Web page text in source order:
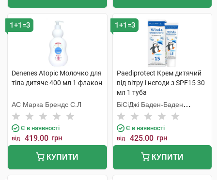
1+1=3
Denenes Atopic Молочко для
тіла дитяче 400 мл 1 флакон
АС Марка Брендс С.Л
Є в наявності
від 419.00 грн
КУПИТИ
1+1=3
Paediprotect Крем дитячий
від вітру і негоди з SPF15 30
мл 1 туба
БіСіДжі Баден-Баден
Косметікс Груп Гмбх
Є в наявності
від 425.00 грн
КУПИТИ